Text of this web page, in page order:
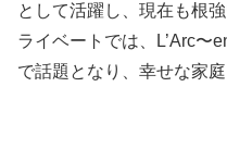
として活躍し、現在も根
ライベートでは、L’Arc〜
で話題となり、幸せな家庭